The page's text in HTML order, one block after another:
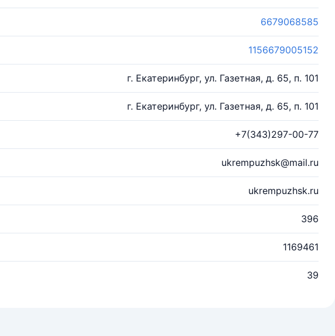
6679068585
1156679005152
г. Екатеринбург, ул. Газетная, д. 65, п. 101
г. Екатеринбург, ул. Газетная, д. 65, п. 101
+7(343)297-00-77
ukrempuzhsk@mail.ru
ukrempuzhsk.ru
396
1169461
39